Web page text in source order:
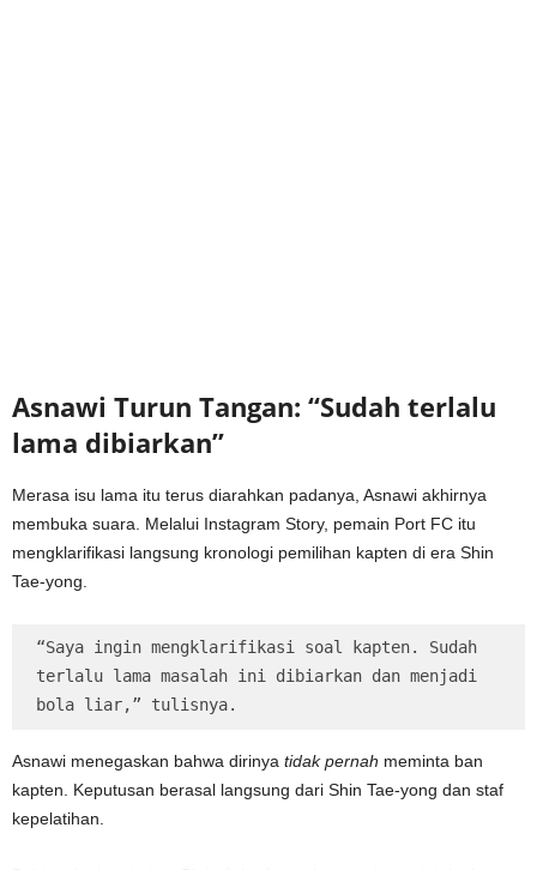
Asnawi Turun Tangan: “Sudah terlalu
lama dibiarkan”
Merasa isu lama itu terus diarahkan padanya, Asnawi akhirnya
membuka suara. Melalui Instagram Story, pemain Port FC itu
mengklarifikasi langsung kronologi pemilihan kapten di era Shin
Tae-yong.
“Saya ingin mengklarifikasi soal kapten. Sudah
terlalu lama masalah ini dibiarkan dan menjadi
bola liar,” tulisnya.
Asnawi menegaskan bahwa dirinya tidak pernah meminta ban
kapten. Keputusan berasal langsung dari Shin Tae-yong dan staf
kepelatihan.